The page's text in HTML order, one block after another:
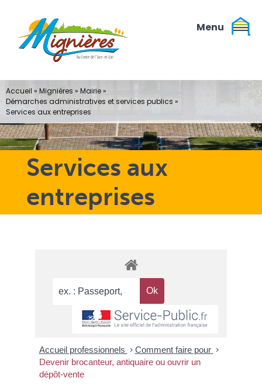
contenu
Services aux
entreprises
Accueil » Mignières » Mairie»
Démarches administratives et services publics »
Services aux entreprises
Accueil professionnels > Comment faire pour >
Devenir brocanteur, antiquaire ou ouvrir un
dépôt-vente